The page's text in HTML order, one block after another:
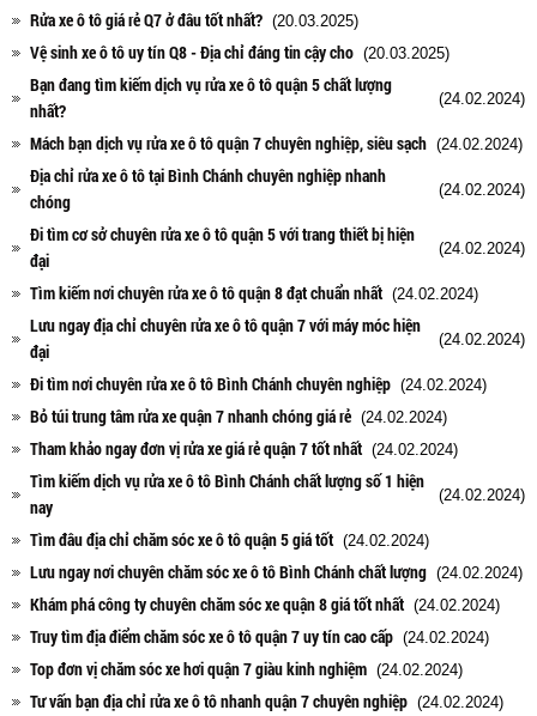
Rửa xe ô tô giá rẻ Q7 ở đâu tốt nhất? (20.03.2025)
Vệ sinh xe ô tô uy tín Q8 - Địa chỉ đáng tin cậy cho (20.03.2025)
Bạn đang tìm kiếm dịch vụ rửa xe ô tô quận 5 chất lượng
nhất?
(24.02.2024)
Mách bạn dịch vụ rửa xe ô tô quận 7 chuyên nghiệp, siêu sạch (24.02.2024)
Địa chỉ rửa xe ô tô tại Bình Chánh chuyên nghiệp nhanh
chóng
(24.02.2024)
Đi tìm cơ sở chuyên rửa xe ô tô quận 5 với trang thiết bị hiện
đại
(24.02.2024)
Tìm kiếm nơi chuyên rửa xe ô tô quận 8 đạt chuẩn nhất (24.02.2024)
Lưu ngay địa chỉ chuyên rửa xe ô tô quận 7 với máy móc hiện
đại
(24.02.2024)
Đi tìm nơi chuyên rửa xe ô tô Bình Chánh chuyên nghiệp (24.02.2024)
Bỏ túi trung tâm rửa xe quận 7 nhanh chóng giá rẻ (24.02.2024)
Tham khảo ngay đơn vị rửa xe giá rẻ quận 7 tốt nhất (24.02.2024)
Tìm kiếm dịch vụ rửa xe ô tô Bình Chánh chất lượng số 1 hiện
nay
(24.02.2024)
Tìm đâu địa chỉ chăm sóc xe ô tô quận 5 giá tốt (24.02.2024)
Lưu ngay nơi chuyên chăm sóc xe ô tô Bình Chánh chất lượng (24.02.2024)
Khám phá công ty chuyên chăm sóc xe quận 8 giá tốt nhất (24.02.2024)
Truy tìm địa điểm chăm sóc xe ô tô quận 7 uy tín cao cấp (24.02.2024)
Top đơn vị chăm sóc xe hơi quận 7 giàu kinh nghiệm (24.02.2024)
Tư vấn bạn địa chỉ rửa xe ô tô nhanh quận 7 chuyên nghiệp (24.02.2024)